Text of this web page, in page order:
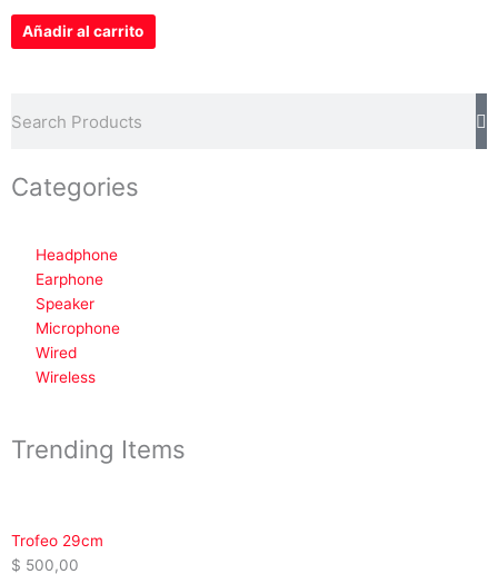
Categories
Headphone
Earphone
Speaker
Microphone
Wired
Wireless
Trending Items
Trofeo 29cm
$ 500,00
Añadir al carrito